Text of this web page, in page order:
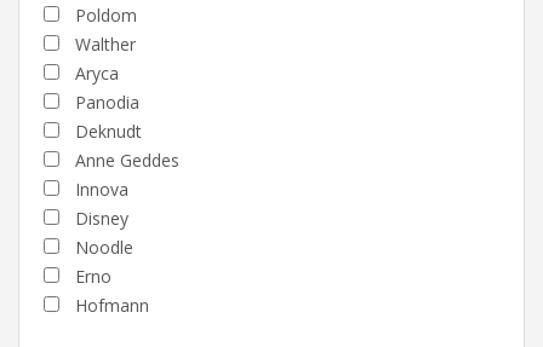
Poldom
Walther
Aryca
Panodia
Deknudt
Anne Geddes
Innova
Disney
Noodle
Erno
Hofmann